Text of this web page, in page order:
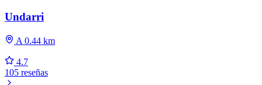
Undarri
A 0.44 km
4.7
105 reseñas